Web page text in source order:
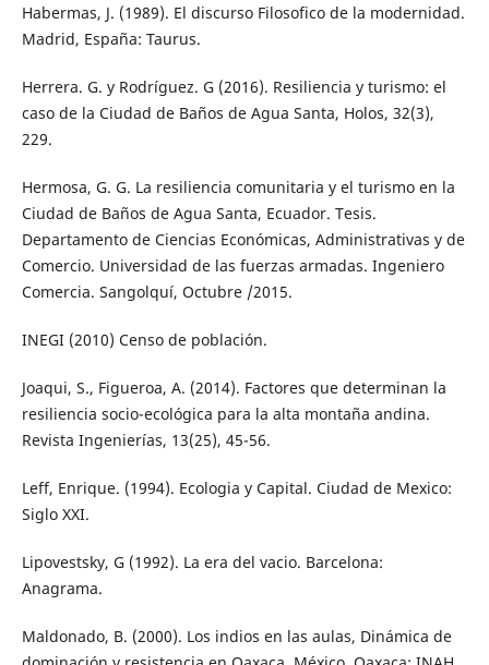
Habermas, J. (1989). El discurso Filosofico de la modernidad.
Madrid, España: Taurus.
Herrera. G. y Rodríguez. G (2016). Resiliencia y turismo: el
caso de la Ciudad de Baños de Agua Santa, Holos, 32(3),
229.
Hermosa, G. G. La resiliencia comunitaria y el turismo en la
Ciudad de Baños de Agua Santa, Ecuador. Tesis.
Departamento de Ciencias Económicas, Administrativas y de
Comercio. Universidad de las fuerzas armadas. Ingeniero
Comercia. Sangolquí, Octubre /2015.
INEGI (2010) Censo de población.
Joaqui, S., Figueroa, A. (2014). Factores que determinan la
resiliencia socio-ecológica para la alta montaña andina.
Revista Ingenierías, 13(25), 45-56.
Leff, Enrique. (1994). Ecologia y Capital. Ciudad de Mexico:
Siglo XXI.
Lipovestsky, G (1992). La era del vacio. Barcelona:
Anagrama.
Maldonado, B. (2000). Los indios en las aulas, Dinámica de